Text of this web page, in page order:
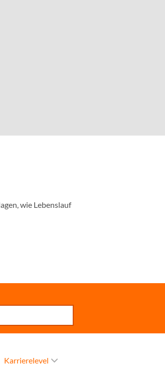
wie Lebenslauf
Karrierelevel